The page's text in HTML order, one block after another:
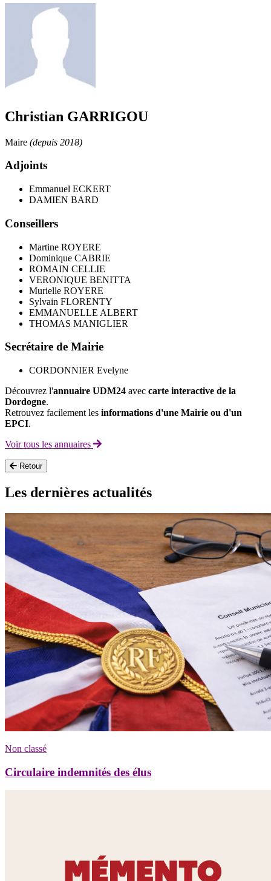
Christian GARRIGOU
Maire (depuis 2018)
Adjoints
Emmanuel ECKERT
DAMIEN BARD
Conseillers
Martine ROYERE
Dominique CABRIE
ROMAIN CELLIE
VERONIQUE BENITTA
Murielle ROYERE
Sylvain FLORENTY
EMMANUELLE ALBERT
THOMAS MANIGLIER
Secrétaire de Mairie
CORDONNIER Evelyne
Découvrez l'annuaire UDM24 avec carte interactive de la
Dordogne.
Retrouvez facilement les informations d'une Mairie ou d'un
EPCI.
Voir tous les annuaires
Retour
Les dernières actualités
Non classé
Circulaire indemnités des élus